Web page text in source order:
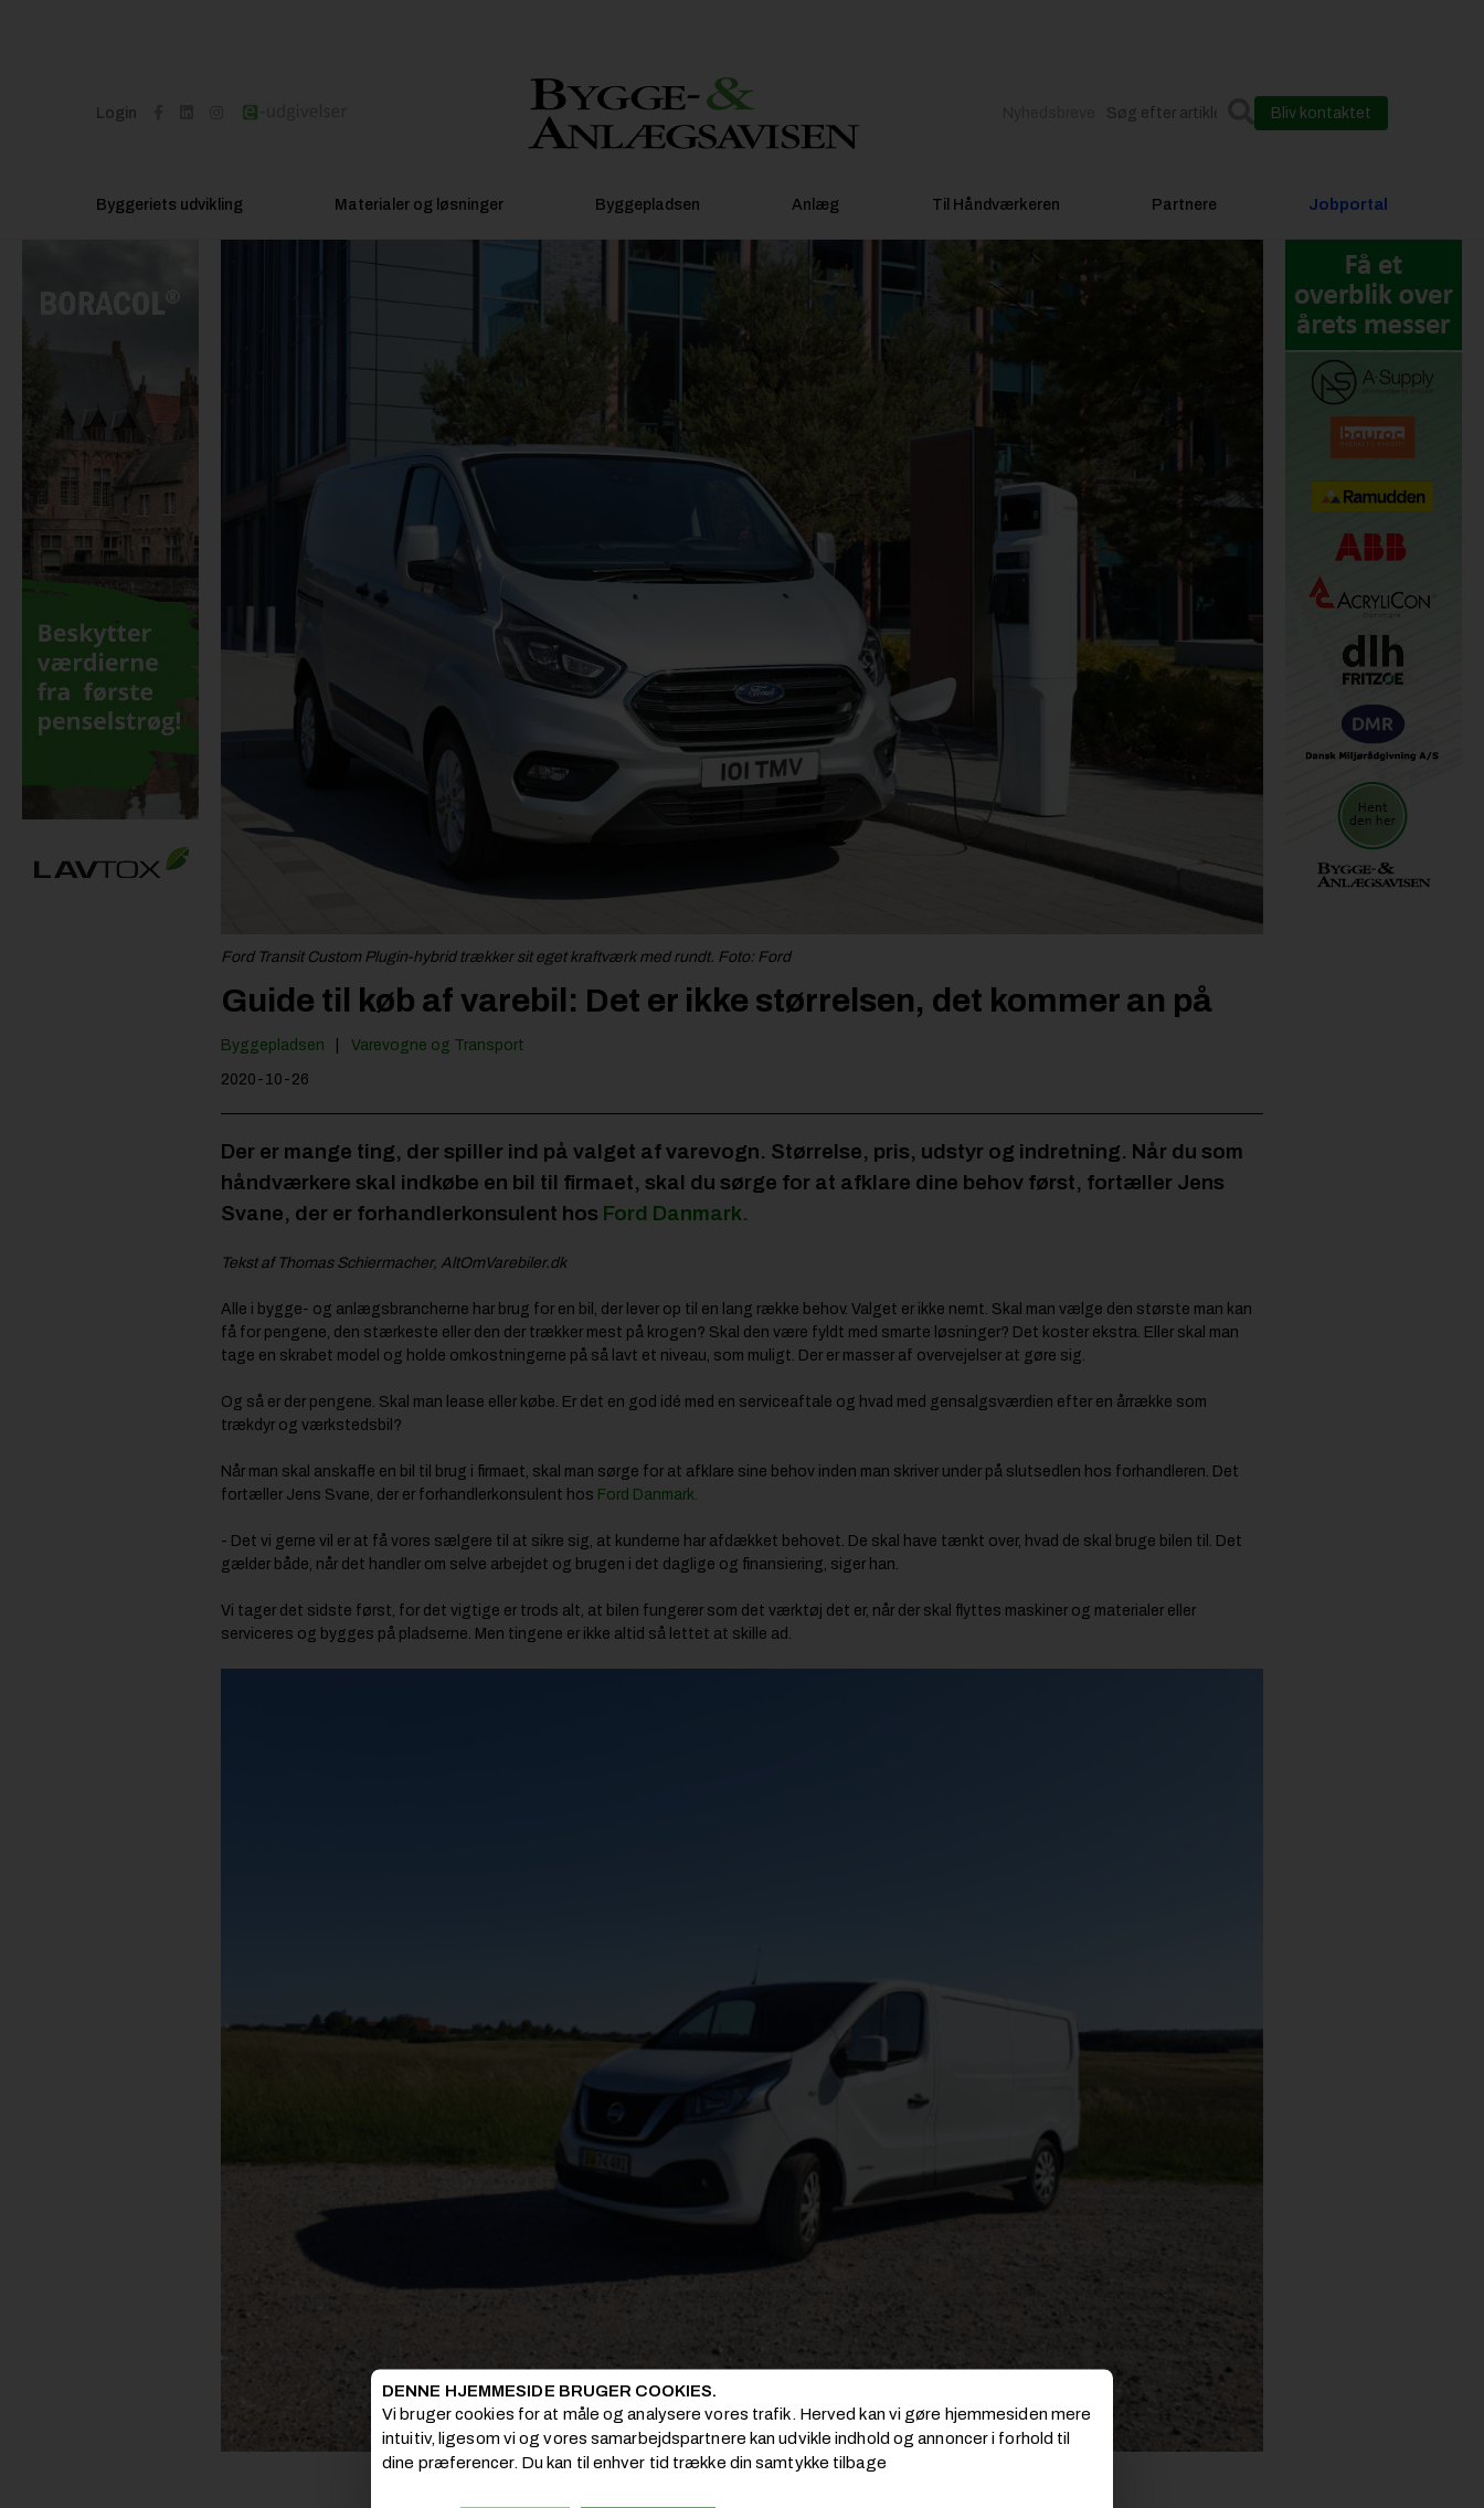
Login Bliv kontaktet
Byggeriets udvikling Materialer og løsninger Byggepladsen Anlæg Til Håndværkeren Partnere Jobportal
Ford Transit Custom Plugin-hybrid trækker sit eget kraftværk med rundt. Foto: Ford
Guide til køb af varebil: Det er ikke størrelsen, det kommer an på
Byggepladsen Varevogne og Transport
2020-10-26
Der er mange ting, der spiller ind på valget af varevogn. Størrelse, pris, udstyr og indretning. Når du som
håndværkere skal indkøbe en bil til firmaet, skal du sørge for at afklare dine behov først, fortæller Jens
Svane, der er forhandlerkonsulent hos Ford Danmark.
Tekst af Thomas Schiermacher, AltOmVarebiler.dk
Alle i bygge- og anlægsbrancherne har brug for en bil, der lever op til en lang række behov. Valget er ikke nemt. Skal man vælge den største man kan
få for pengene, den stærkeste eller den der trækker mest på krogen? Skal den være fyldt med smarte løsninger? Det koster ekstra. Eller skal man
tage en skrabet model og holde omkostningerne på så lavt et niveau, som muligt. Der er masser af overvejelser at gøre sig.
Og så er der pengene. Skal man lease eller købe. Er det en god idé med en serviceaftale og hvad med gensalgsværdien efter en årrække som
trækdyr og værkstedsbil?
Når man skal anskaffe en bil til brug i firmaet, skal man sørge for at afklare sine behov inden man skriver under på slutsedlen hos forhandleren. Det
fortæller Jens Svane, der er forhandlerkonsulent hos Ford Danmark.
- Det vi gerne vil er at få vores sælgere til at sikre sig, at kunderne har afdækket behovet. De skal have tænkt over, hvad de skal bruge bilen til. Det
gælder både, når det handler om selve arbejdet og brugen i det daglige og finansiering, siger han.
Vi tager det sidste først, for det vigtige er trods alt, at bilen fungerer som det værktøj det er, når der skal flyttes maskiner og materialer eller
serviceres og bygges på pladserne. Men tingene er ikke altid så lettet at skille ad.
Nissan NV300 er en bundsolid slider med en fremragende motor og gearkasse. Foto: Altomvarebiler.dk
DENNE HJEMMESIDE BRUGER COOKIES.
Vi bruger cookies for at måle og analysere vores trafik. Herved kan vi gøre hjemmesiden mere
intuitiv, ligesom vi og vores samarbejdspartnere kan udvikle indhold og annoncer i forhold til
dine præferencer. Du kan til enhver tid trække din samtykke tilbage